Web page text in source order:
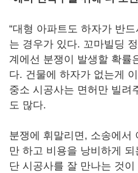
“대형 아파트도 하자가 반
는 경우가 있다. 꼬마빌딩
계에선 분쟁이 발생할 확률
다. 건물에 하자가 없는게
중소 시공사는 면허만 빌려
도 많다.
분쟁에 휘말리면, 소송에서
만 하고 비용을 낭비하게
단 시공사를 잘 만나는 것